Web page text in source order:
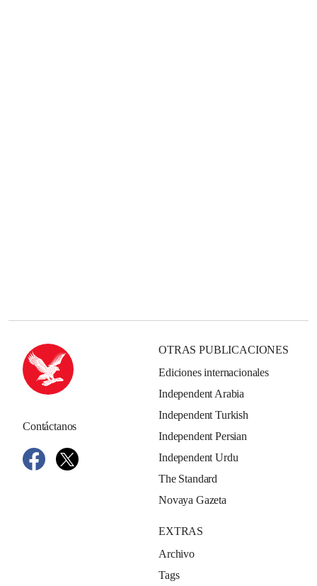
Contáctanos
OTRAS PUBLICACIONES
Ediciones internacionales
Independent Arabia
Independent Turkish
Independent Persian
Independent Urdu
The Standard
Novaya Gazeta
EXTRAS
Archivo
Tags